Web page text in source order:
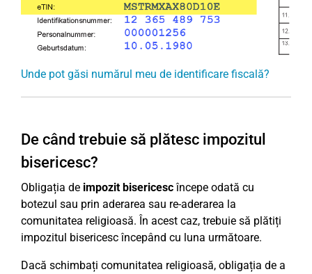
Unde pot găsi numărul meu de identificare fiscală?
De când trebuie să plătesc impozitul
bisericesc?
Obligația de impozit bisericescîncepe odată cu
botezul sau prin aderarea sau re-aderarea la
comunitatea religioasă. În acest caz, trebuie să plătiți
impozitul bisericesc începând cu luna următoare.
Dacă schimbați comunitatea religioasă, obligația de a